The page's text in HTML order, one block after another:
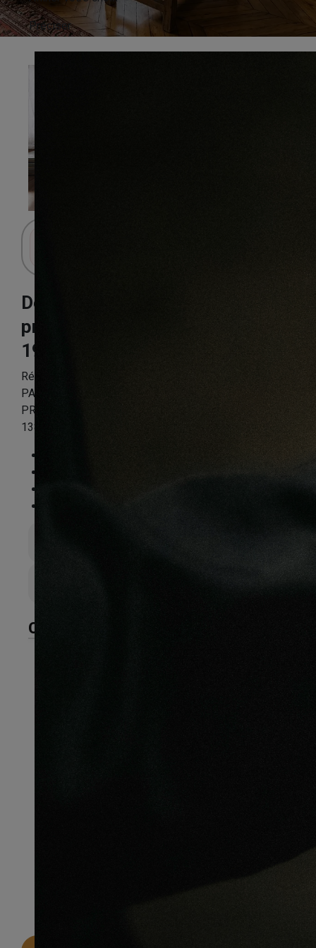
Préciser
Decoart chêne
prestige fonce
193X8X1380mm
Référence:
PARQUET SOL STRATIFIE DECOART – CHENE
PRESTIGE FONCE – GAMME MILAN –
1380mmX193mmX8mm – Certifié FSC Mix Credit
CARACTÉRISTIQUES